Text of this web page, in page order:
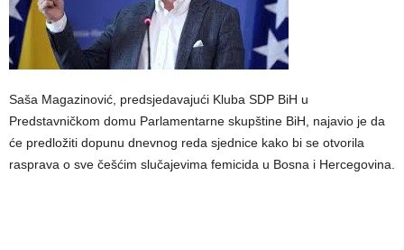
Saša Magazinović, predsjedavajući Kluba SDP BiH u
Predstavničkom domu Parlamentarne skupštine BiH, najavio je da
će predložiti dopunu dnevnog reda sjednice kako bi se otvorila
rasprava o sve češćim slučajevima femicida u Bosna i Hercegovina.